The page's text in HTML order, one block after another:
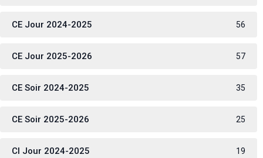
CE Jour 2024-2025 56
CE Jour 2025-2026 57
CE Soir 2024-2025 35
CE Soir 2025-2026 25
CI Jour 2024-2025 19